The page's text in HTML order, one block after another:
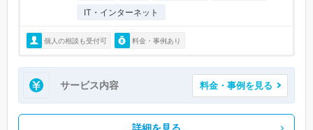
IT・インターネット
個人の相談も受付可 料金・事例あり
サービス内容 料金・事例を見る